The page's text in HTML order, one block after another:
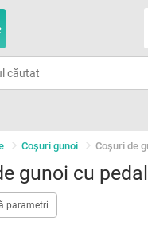
Coşuri gunoi Coşuri de
gunoi cu
parametri